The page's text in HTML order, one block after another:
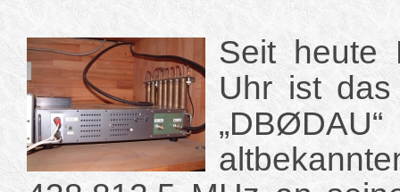
Seit heute
Uhr ist das